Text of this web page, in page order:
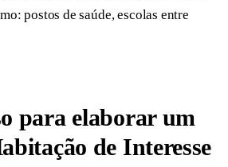
postos de saúde, escolas entre
para elaborar um
de Interesse